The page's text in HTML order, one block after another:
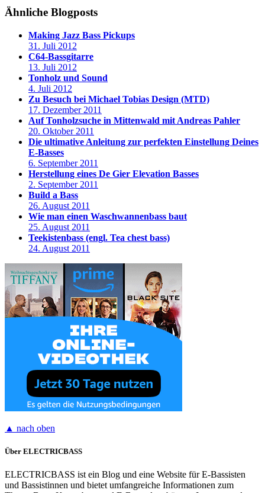
Ähnliche Blogposts
Making Jazz Bass Pickups
31. Juli 2012
C64-Bassgitarre
13. Juli 2012
Tonholz und Sound
4. Juli 2012
Zu Besuch bei Michael Tobias Design (MTD)
17. Dezember 2011
Auf Tonholzsuche in Mittenwald mit Andreas Pahler
20. Oktober 2011
Die ultimative Anleitung zur perfekten Einstellung Deines
E-Basses
6. September 2011
Herstellung eines De Gier Elevation Basses
2. September 2011
Build a Bass
26. August 2011
Wie man einen Waschwannenbass baut
25. August 2011
Teekistenbass (engl. Tea chest bass)
24. August 2011
▲ nach oben
Über ELECTRICBASS
ELECTRICBASS ist ein Blog und eine Website für E-Bassisten
und Bassistinnen und bietet umfangreiche Informationen zum